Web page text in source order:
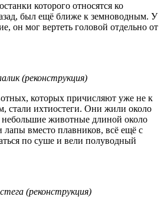
которого относятся ко
был ещё ближе к земноводным. У
он мог вертеть головой отдельно от
(реконструкция)
которых причисляют уже не к
стали ихтиостеги. Они жили около
небольшие животные длиной около
лапы вместо плавников, всё ещё с
по суше и вели полуводный
(реконструкция)